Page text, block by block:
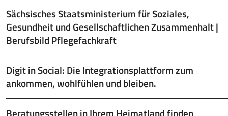
Sächsisches Staatsministerium für Soziales,
Gesundheit und Gesellschaftlichen Zusammenhalt |
Berufsbild Pflegefachkraft
Digit in Social: Die Integrationsplattform zum
ankommen, wohlfühlen und bleiben.